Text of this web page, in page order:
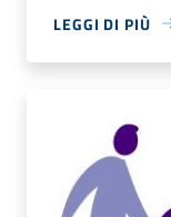
LEGGI DI PIÙ